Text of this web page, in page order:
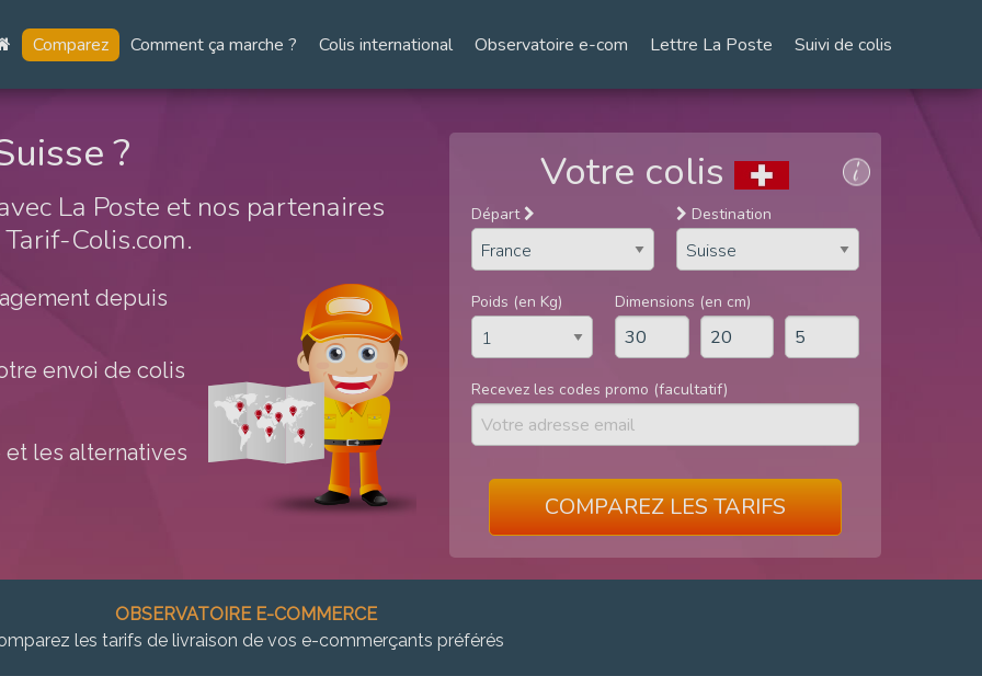
Comparez Comment ça marche ? Colis international Observatoire e-com Lettre La Poste Suivi de colis
?
La Poste et nos partenaires
Colis.com.
depuis
envoi de colis
et les alternatives
Votre colis
Départ Destination
Poids (en Kg) Dimensions (en cm)
Recevez les codes promo (facultatif)
COMPAREZ LES TARIFS
OBSERVATOIRE E-COMMERCE
les tarifs de livraison de vos e-commerçants préférés